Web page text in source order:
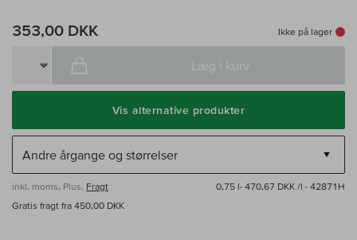
353,00 DKK Ikke på lager
Læg i kurv
Vis alternative produkter
inkl. moms, Plus. Fragt 0,75 l· 470,67 DKK /l · 42871H
Gratis fragt fra 450,00 DKK